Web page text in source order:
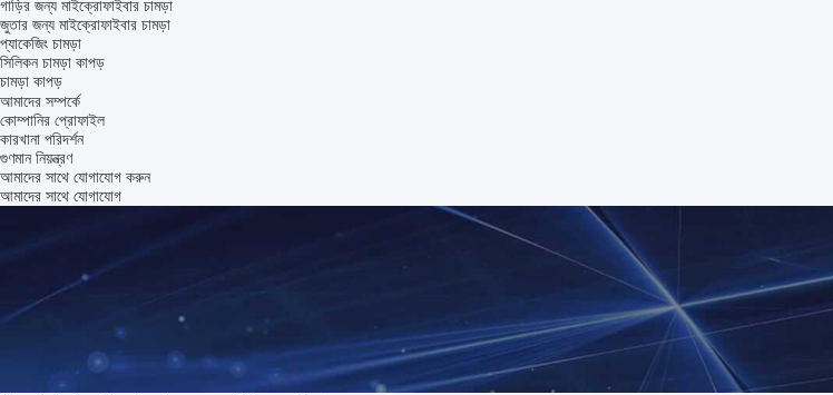
গাড়ির জন্য মাইক্রোফাইবার চামড়া
জুতার জন্য মাইক্রোফাইবার চামড়া
প্যাকেজিং চামড়া
সিলিকন চামড়া কাপড়
চামড়া কাপড়
আমাদের সম্পর্কে
কোম্পানির প্রোফাইল
কারখানা পরিদর্শন
গুণমান নিয়ন্ত্রণ
আমাদের সাথে যোগাযোগ করুন
আমাদের সাথে যোগাযোগ